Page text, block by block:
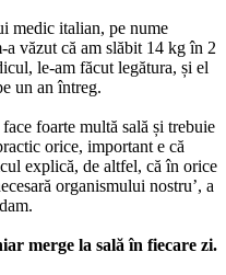
medic italian, pe nume
văzut că am slăbit 14 kg în 2
le-am făcut legătura, și el
un an întreg.
foarte multă sală și trebuie
orice, important e că
explică, de altfel, că în orice
organismului nostru’, a
merge la sală în fiecare zi.